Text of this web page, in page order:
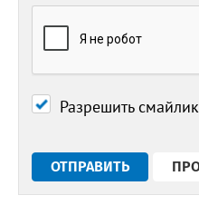
Разрешить